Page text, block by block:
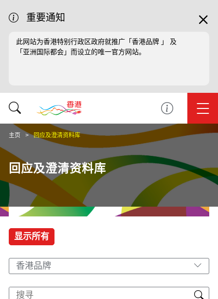
重要通知
此网站为香港特别行政区政府就推广「香港品牌 」 及
「亚洲国际都会」而设立的唯一官方网站。
主页 回应及澄清资料库
回应及澄清资料库
显示所有
香港品牌